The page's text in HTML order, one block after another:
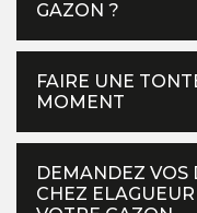
GAZON ?
FAIRE UNE
MOMENT
DEMANDEZ VOS
CHEZ